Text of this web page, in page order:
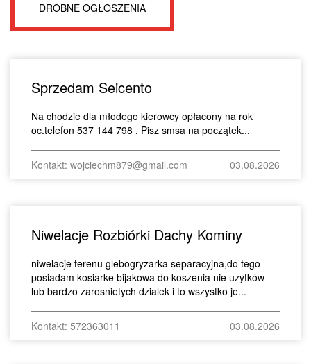
DROBNE OGŁOSZENIA
Sprzedam Seicento
Na chodzie dla młodego kierowcy opłacony na rok
oc.telefon 537 144 798 . Pisz smsa na początek...
Kontakt: wojciechm879@gmail.com 03.08.2026
Niwelacje Rozbiórki Dachy Kominy
niwelacje terenu glebogryzarka separacyjna,do tego
posiadam kosiarke bijakowa do koszenia nie uzytków
lub bardzo zarosnietych dzialek i to wszystko je...
Kontakt: 572363011 03.08.2026